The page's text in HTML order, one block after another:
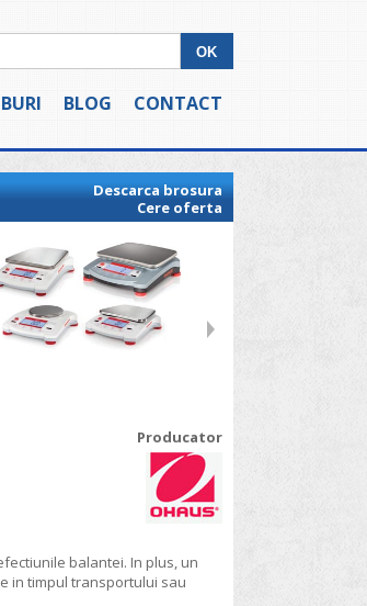
BLOG CONTACT
Descarca brosura
Cere oferta
Producator
balantei. In plus, un
in timpul transportului sau